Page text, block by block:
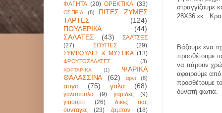
στραγγίζουμε
28Χ36 εκ.
Βάζουμε ένα
προσθέτουμε
να πάρουν
αφαιρούμε από
προσθέτουμε
δυνατή φωτιά.
ΦΑΓΗΤΑ (20) ΟΡΕΚΤΙΚΑ (33)
ΟΣΠΡΙΑ (8)
ΠΙΤΕΣ ΖΥΜΕΣ
ΤΑΡΤΕΣ
(124)
ΠΟΥΛΕΡΙΚΑ
(44)
ΣΑΛΑΤΕΣ
(43)
ΣΑΛΤΣΕΣ
(27)
ΣΟΥΠΕΣ
(29)
ΣΥΜΒΟΥΛΕΣ & ΜΥΣΤΙΚΑ (13)
ΦΡΟΥΤΟΣΑΛΑΤΕΣ (3)
ΧΟΡΤΑΡΙΚΑ (1)
ΨΑΡΙΚΑ
ΘΑΛΑΣΣΙΝΑ
(62) αρνι (8)
αυγο (75) γαλα (68)
γαλοπουλα (9) γαριδες
(9)
γιαουρτι
(26)
δικες σας
συνταγες
(23) ζαμπον (18)